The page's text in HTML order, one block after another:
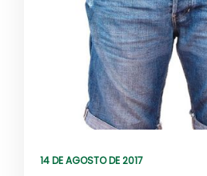
14 DE AGOSTO DE 2017